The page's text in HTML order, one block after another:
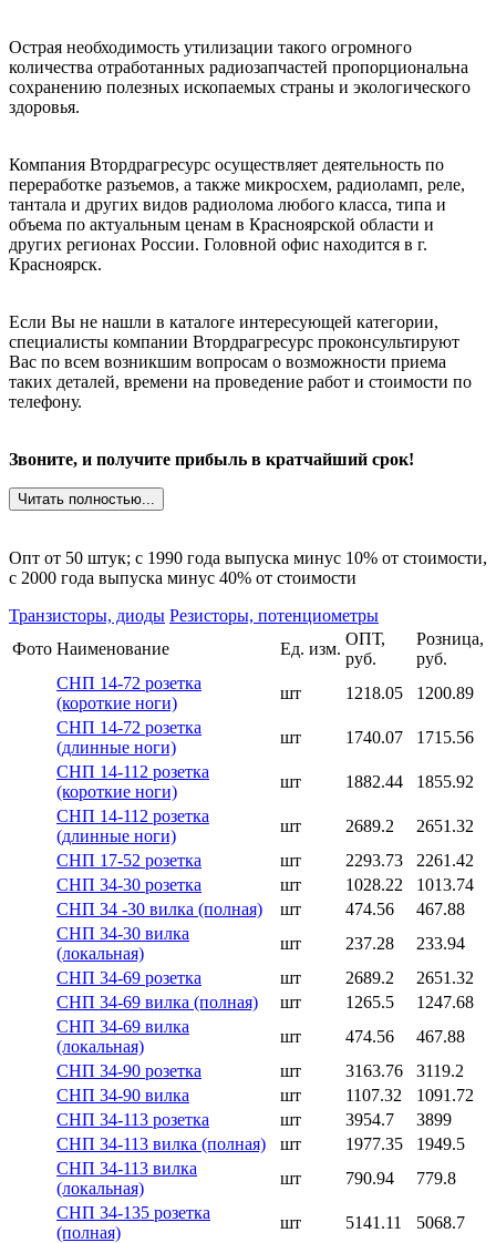
Острая необходимость утилизации такого огромного
количества отработанных радиозапчастей пропорциональна
сохранению полезных ископаемых страны и экологического
здоровья.
Компания Втордрагресурс осуществляет деятельность по
переработке разъемов, а также микросхем, радиоламп, реле,
тантала и других видов радиолома любого класса, типа и
объема по актуальным ценам в Красноярской области и
других регионах России. Головной офис находится в г.
Красноярск.
Если Вы не нашли в каталоге интересующей категории,
специалисты компании Втордрагресурс проконсультируют
Вас по всем возникшим вопросам о возможности приема
таких деталей, времени на проведение работ и стоимости по
телефону.
Звоните, и получите прибыль в кратчайший срок!
Читать полностью...
Опт от 50 штук; c 1990 года выпуска минус 10% от стоимости,
c 2000 года выпуска минус 40% от стоимости
Транзисторы, диоды Резисторы, потенциометры
Фото Наименование Ед. изм.
ОПТ,
руб.
Розница,
руб.
СНП 14-72 розетка
(короткие ноги)
шт 1218.05
1200.89
СНП 14-72 розетка
(длинные ноги)
шт 1740.07
1715.56
СНП 14-112 розетка
(короткие ноги)
шт 1882.44
1855.92
СНП 14-112 розетка
(длинные ноги)
шт 2689.2
2651.32
СНП 17-52 розетка
шт 2293.73
2261.42
СНП 34-30 розетка
шт 1028.22
1013.74
СНП 34 -30 вилка (полная)
шт 474.56
467.88
СНП 34-30 вилка
(локальная)
шт 237.28
233.94
СНП 34-69 розетка
шт 2689.2
2651.32
СНП 34-69 вилка (полная)
шт 1265.5
1247.68
СНП 34-69 вилка
(локальная)
шт 474.56
467.88
СНП 34-90 розетка
шт 3163.76
3119.2
СНП 34-90 вилка
шт 1107.32
1091.72
СНП 34-113 розетка
шт 3954.7
3899
СНП 34-113 вилка (полная)
шт 1977.35
1949.5
СНП 34-113 вилка
(локальная)
шт 790.94
779.8
СНП 34-135 розетка
(полная)
шт 5141.11
5068.7